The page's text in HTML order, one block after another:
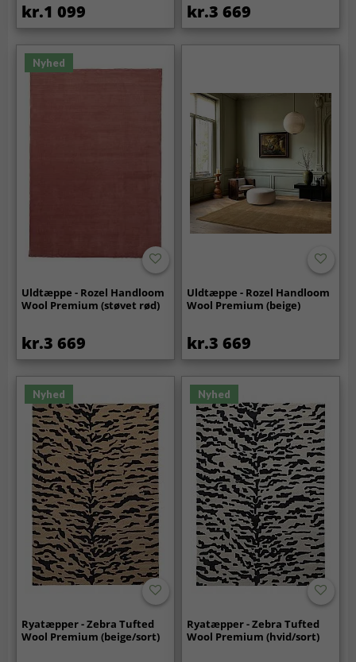
kr.1 099 kr.3 669
Nyhed
Uldtæppe - Rozel Handloom
Wool Premium (støvet rød)
kr.3 669
Uldtæppe - Rozel Handloom
Wool Premium (beige)
kr.3 669
Nyhed
Ryatæpper - Zebra Tufted
Wool Premium (beige/sort)
Nyhed
Ryatæpper - Zebra Tufted
Wool Premium (hvid/sort)